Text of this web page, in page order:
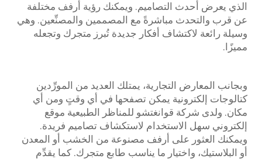
الذي يعرض أحدث التصاميم. ويمكنك رؤية أرفف مختلفة
عن قرب والتحدث مباشرةً مع المصممين والمصنِّعين. وهي
وسيلة رائعة لاكتشاف أفكار جديدة تُبرز متجرك وتجعله
مميزًا.
وبجانب المعارض التجارية، يمتلك العديد من المورِّدين
كتالوجات إلكترونية يمكن تصفحها في أي وقتٍ ومن أي
مكان. ولدى شركة قوانغتشو للمناظر الطبيعية موقع
إلكتروني سهل الاستخدام لاستكشاف تصاميم فريدة.
ويمكنك العثور على أرفف مصنوعة من الخشب أو المعدن
أو البلاستيك، واختيار ما يناسب طابع متجرك. كما يقدِّم